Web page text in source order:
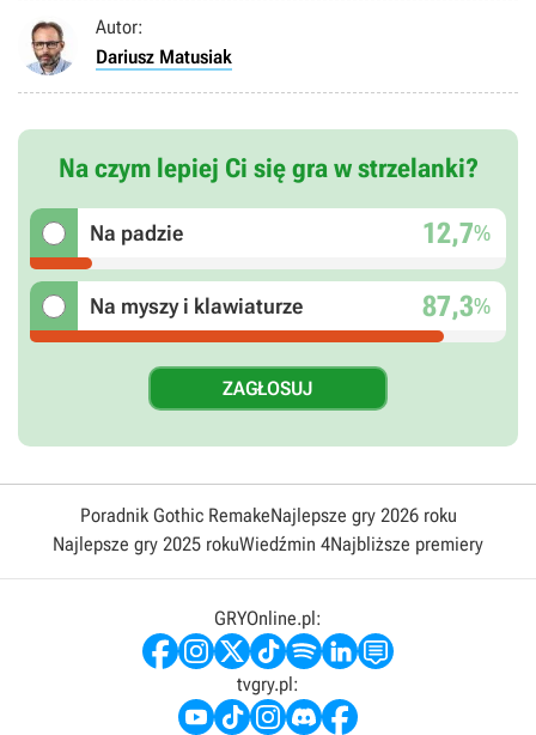
Autor:
Dariusz Matusiak
Na czym lepiej Ci się gra w strzelanki?
Na padzie 12,7%
Na myszy i klawiaturze 87,3%
Poradnik Gothic RemakeNajlepsze gry 2026 roku
Najlepsze gry 2025 rokuWiedźmin 4Najbliższe premiery
GRYOnline.pl:
tvgry.pl: